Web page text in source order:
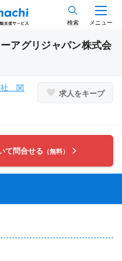
検索 メニュー
アグリジャパン株式会
社 関
求人をキープ
て問合せる （無料）